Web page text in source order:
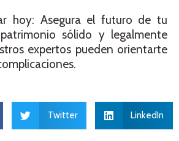
hoy: Asegura el futuro de tu
sólido y legalmente
expertos pueden orientarte
Twitter LinkedIn